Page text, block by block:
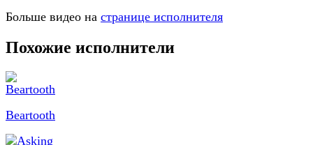
Больше видео на странице исполнителя
Похожие исполнители
Beartooth